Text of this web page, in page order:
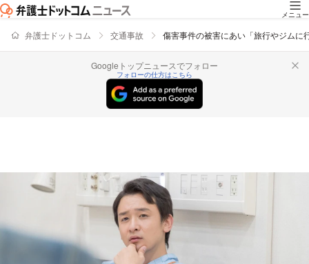
メニュー
弁護士ドットコム 交通事故 傷害事件の被害にあい「旅行やジム
Googleトップニュースでフォロー
フォローの仕方はこちら